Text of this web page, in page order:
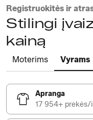
Registruokitės ir
Stilingi
kainą
Moterims Vyrams
Apranga
17 954+ prekės/